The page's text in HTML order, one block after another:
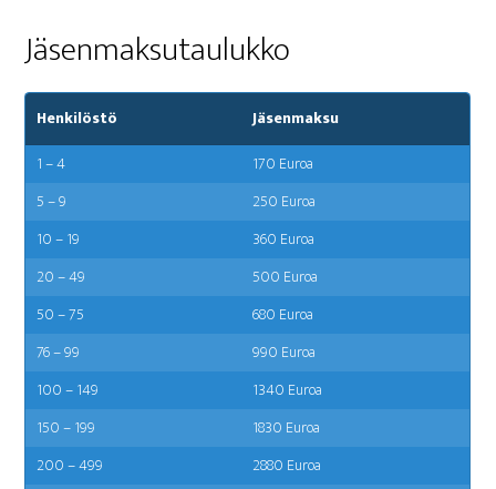
Jäsen­mak­su­tau­luk­ko
Henkilöstö
Jäsenmaksu
1 – 4
170 Euroa
5 – 9
250 Euroa
10 – 19
360 Euroa
20 – 49
500 Euroa
50 – 75
680 Euroa
76 – 99
990 Euroa
100 – 149
1340 Euroa
150 – 199
1830 Euroa
200 – 499
2880 Euroa